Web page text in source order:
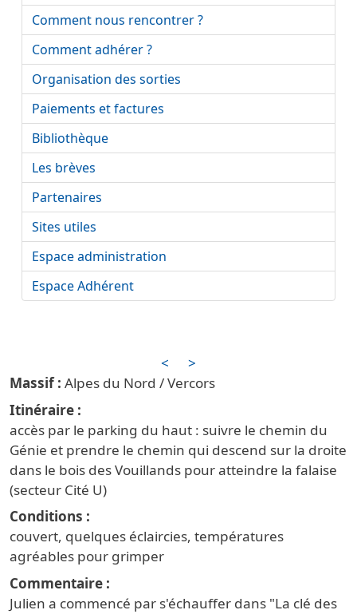
<
>
Alpes du Nord / Vercors
Itinéraire
accès par le parking du haut : suivre le chemin du
Génie et prendre le chemin qui descend sur la droite
dans le bois des Vouillands pour atteindre la falaise
(secteur Cité U)
Conditions
couvert, quelques éclaircies, températures
agréables pour grimper
Commentaire
Julien a commencé par s'échauffer dans "La clé des
Comment nous rencontrer ?
Comment adhérer ?
Organisation des sorties
Paiements et factures
Bibliothèque
Les brèves
Partenaires
Sites utiles
Espace administration
Espace Adhérent